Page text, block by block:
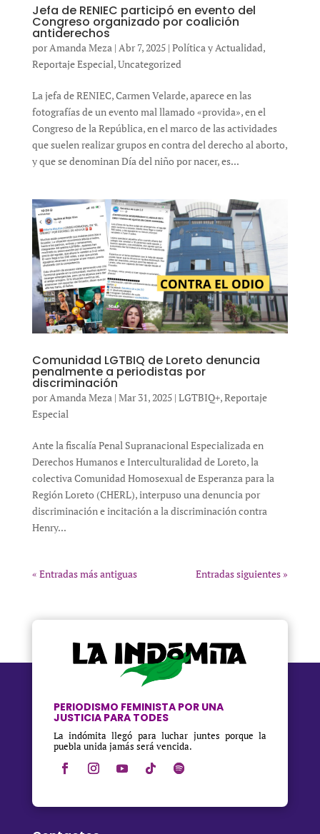
Jefa de RENIEC participó en evento del
Congreso organizado por coalición
antiderechos
porAmanda Meza| Abr 7, 2025| Política y Actualidad,
Reportaje Especial,Uncategorized
La jefa de RENIEC, Carmen Velarde, aparece en las
fotografías de un evento mal llamado «provida», en el
Congreso de la República, en el marco de las actividades
que suelen realizar grupos en contra del derecho al aborto,
y que se denominan Día del niño por nacer, es...
Comunidad LGTBIQ de Loreto denuncia
penalmente a periodistas por
discriminación
porAmanda Meza| Mar 31, 2025| LGTBIQ+,Reportaje
Especial
Ante la fiscalía Penal Supranacional Especializada en
Derechos Humanos e Interculturalidad de Loreto, la
colectiva Comunidad Homosexual de Esperanza para la
Región Loreto (CHERL), interpuso una denuncia por
discriminación e incitación a la discriminación contra
Henry...
« Entradas más antiguas Entradas siguientes »
PERIODISMO FEMINISTA POR UNA
JUSTICIA PARA TODES
La indómita llegó para luchar juntes porque la
puebla unida jamás será vencida.